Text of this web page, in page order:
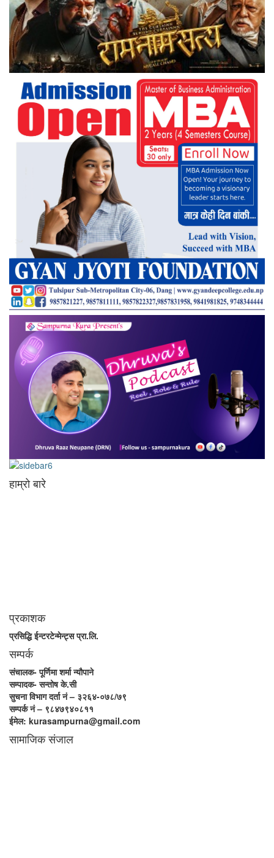
हाम्रो बारे
प्रकाशक
प्रसिद्धि ईन्टरटेन्मेन्ट्स प्रा.लि.
सम्पर्क
संचालक- पूर्णिमा शर्मा न्यौपाने
सम्पादक- सन्तोष के.सी
सुचना विभाग दर्ता नं – ३२६४-०७८/७९
सम्पर्क नं – ९८४७९४०८११
ईमेल: kurasampurna@gmail.com
सामाजिक संजाल